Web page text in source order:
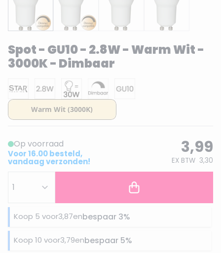
Spot - GU10 - 2.8W - Warm Wit -
3000K - Dimbaar
Op voorraad
Voor 16.00 besteld,
vandaag verzonden!
3,99
EX BTW 3,30
Koop 5 voor3,87enbespaar 3%
Koop 10 voor3,79enbespaar 5%